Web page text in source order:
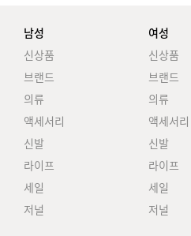
남성
신상품
브랜드
의류
액세서리
신발
라이프
세일
저널
여성
신상품
브랜드
의류
액세서리
신발
라이프
세일
저널